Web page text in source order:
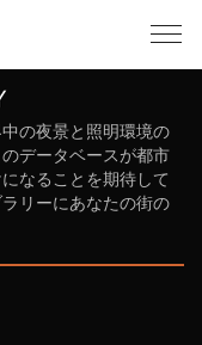
の夜景と照明環境の
データベースが都市
なることを期待して
リーにあなたの街の